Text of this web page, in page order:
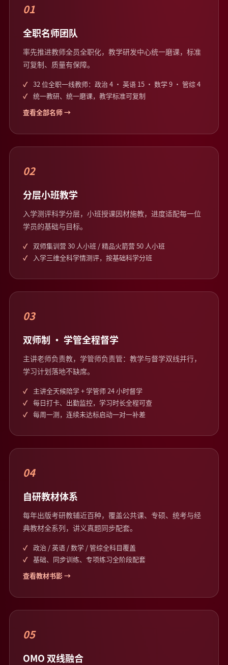
01
全职名师团队
率先推进教师全员全职化，教学研发中心统一磨课，标准
可复制、质量有保障。
32 位全职一线教师：政治 4 · 英语 15 · 数学 9 · 管综 4
统一教研、统一磨课，教学标准可复制
查看全部名师 →
02
分层小班教学
入学测评科学分层，小班授课因材施教，进度适配每一位
学员的基础与目标。
双师集训营 30 人小班 / 精品火箭营 50 人小班
入学三维全科学情测评，按基础科学分班
03
双师制 · 学管全程督学
主讲老师负责教，学管师负责管：教学与督学双线并行，
学习计划落地不缺席。
主讲全天候陪学 + 学管师 24 小时督学
每日打卡、出勤监控，学习时长全程可查
每周一测，连续未达标启动一对一补差
04
自研教材体系
每年出版考研教辅近百种，覆盖公共课、专硕、统考与经
典教材全系列，讲义真题同步配套。
政治 / 英语 / 数学 / 管综全科目覆盖
基础、同步训练、专项练习全阶段配套
查看教材书影 →
05
OMO 双线融合